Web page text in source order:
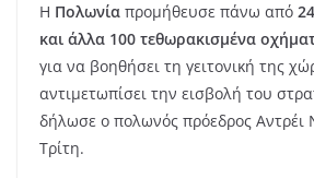
Η Πολωνία προμήθευσε πάνω από
και άλλα 100 τεθωρακισμένα
για να βοηθήσει τη γειτονική της
αντιμετωπίσει την εισβολή του
δήλωσε ο πολωνός πρόεδρος Αντρέι
Τρίτη.